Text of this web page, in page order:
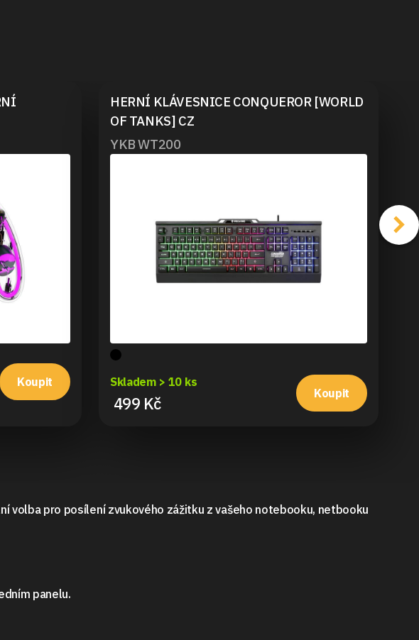
Koupit
HERNÍ KLÁVESNICE CONQUEROR [WORLD
OF TANKS] CZ
YKB WT200
Skladem > 10 ks
499 Kč Koupit
volba pro posílení zvukového zážitku z vašeho notebooku, netbooku
panelu.